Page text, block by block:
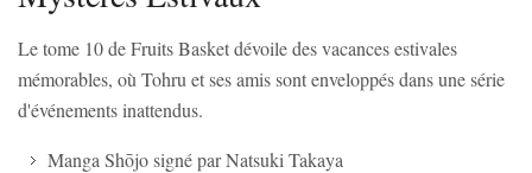
Le tome 10 de Fruits Basket dévoile des vacances estivales
mémorables, où Tohru et ses amis sont enveloppés dans une série
d'événements inattendus.
Manga Shōjo signé par Natsuki Takaya